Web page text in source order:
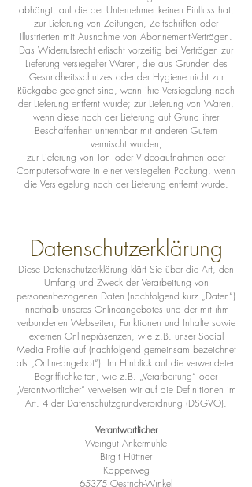
abhängt, auf die der Unternehmer keinen Einfluss hat;
zur Lieferung von Zeitungen, Zeitschriften oder
Illustrierten mit Ausnahme von Abonnement-Verträgen.
Das Widerrufsrecht erlischt vorzeitig bei Verträgen zur
Lieferung versiegelter Waren, die aus Gründen des
Gesundheitsschutzes oder der Hygiene nicht zur
Rückgabe geeignet sind, wenn ihre Versiegelung nach
der Lieferung entfernt wurde; zur Lieferung von Waren,
wenn diese nach der Lieferung auf Grund ihrer
Beschaffenheit untrennbar mit anderen Gütern
vermischt wurden;
zur Lieferung von Ton- oder Videoaufnahmen oder
Computersoftware in einer versiegelten Packung, wenn
die Versiegelung nach der Lieferung entfernt wurde.
Datenschutzerklärung
Diese Datenschutzerklärung klärt Sie über die Art, den
Umfang und Zweck der Verarbeitung von
personenbezogenen Daten (nachfolgend kurz „Daten“)
innerhalb unseres Onlineangebotes und der mit ihm
verbundenen Webseiten, Funktionen und Inhalte sowie
externen Onlinepräsenzen, wie z.B. unser Social
Media Profile auf (nachfolgend gemeinsam bezeichnet
als „Onlineangebot“). Im Hinblick auf die verwendeten
Begrifflichkeiten, wie z.B. „Verarbeitung“ oder
„Verantwortlicher“ verweisen wir auf die Definitionen im
Art. 4 der Datenschutzgrundverordnung (DSGVO).
Verantwortlicher
Weingut Ankermühle
Birgit Hüttner
Kapperweg
65375 Oestrich-Winkel